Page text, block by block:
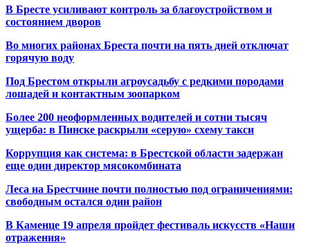
В Бресте усиливают контроль за благоустройством и
состоянием дворов
Во многих районах Бреста почти на пять дней отключат
горячую воду
Под Брестом открыли агроусадьбу с редкими породами
лошадей и контактным зоопарком
Более 200 неоформленных водителей и сотни тысяч
ущерба: в Пинске раскрыли «серую» схему такси
Коррупция как система: в Брестской области задержан
еще один директор мясокомбината
Леса на Брестчине почти полностью под ограничениями:
свободным остался один район
В Каменце 19 апреля пройдет фестиваль искусств «Наши
отражения»